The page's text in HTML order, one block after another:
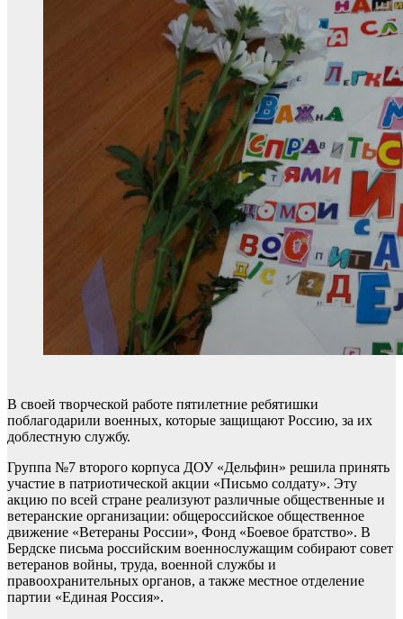
В своей творческой работе пятилетние ребятишки
поблагодарили военных, которые защищают Россию, за их
доблестную службу.
Группа №7 второго корпуса ДОУ «Дельфин» решила принять
участие в патриотической акции «Письмо солдату». Эту
акцию по всей стране реализуют различные общественные и
ветеранские организации: общероссийское общественное
движение «Ветераны России», Фонд «Боевое братство». В
Бердске письма российским военнослужащим собирают совет
ветеранов войны, труда, военной службы и
правоохранительных органов, а также местное отделение
партии «Единая Россия».